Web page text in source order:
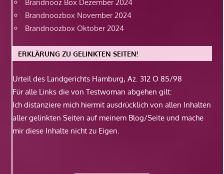
Brandnooz Box Dezember 2024
Brandnoozbox November 2024
Brandnoozbox Oktober 2024
ERKLÄRUNG ZU GELINKTEN SEITEN!
Urteil des Landgerichts Hamburg, Az. 312 O 85/98
Für alle Links die von Testwoman abgehen gilt:
Ich distanziere mich hiermit ausdrücklich von allen Inhalten
aller gelinkten Seiten auf meinem Blog/Seite und mache
mir diese Inhalte nicht zu Eigen.